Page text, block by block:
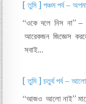
[ তুমি ] পঞ্চম পর্ব –
“ওকে দলে নিস না” –
আরেকজন জিজ্ঞেস
সবাই…
[ তুমি ] চতুর্থ পর্ব –
“আজও আলো নাই”